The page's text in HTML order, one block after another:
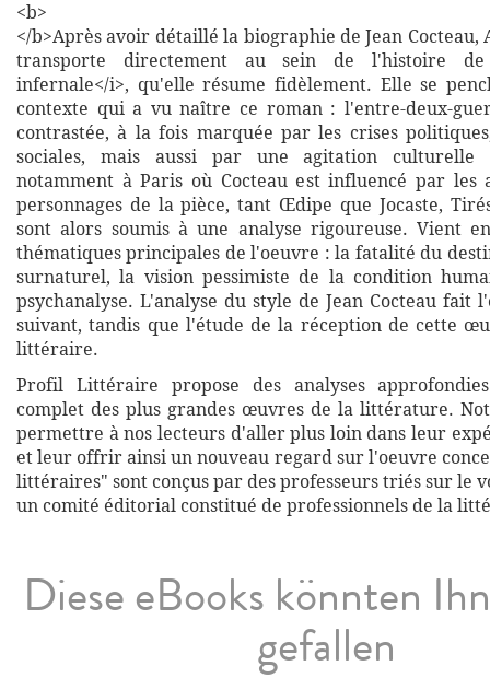
<b>
</b>Après avoir détaillé la biographie de Jean Cocteau,
transporte directement au sein de l'histoire de
infernale</i>, qu'elle résume fidèlement. Elle se
contexte qui a vu naître ce roman : l'entre-deux-
contrastée, à la fois marquée par les crises
sociales, mais aussi par une agitation culturelle
notamment à Paris où Cocteau est influencé par les
personnages de la pièce, tant Œdipe que Jocaste,
sont alors soumis à une analyse rigoureuse. Vient
thématiques principales de l'oeuvre : la fatalité du
surnaturel, la vision pessimiste de la condition
psychanalyse. L'analyse du style de Jean Cocteau fait
suivant, tandis que l'étude de la réception de cette
littéraire.
Profil Littéraire propose des analyses
complet des plus grandes œuvres de la littérature.
permettre à nos lecteurs d'aller plus loin dans leur
et leur offrir ainsi un nouveau regard sur l'oeuvre
littéraires" sont conçus par des professeurs triés sur le
un comité éditorial constitué de professionnels de la
Diese eBooks könnten
gefallen